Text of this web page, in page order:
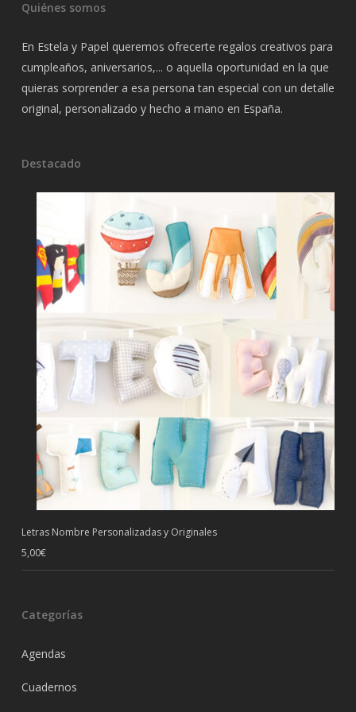
Quiénes somos
En Estela y Papel queremos ofrecerte regalos creativos para
cumpleaños, aniversarios,... o aquella oportunidad en la que
quieras sorprender a esa persona tan especial con un detalle
original, personalizado y hecho a mano en España.
Destacado
Letras Nombre Personalizadas y Originales
5,00€
Categorías
Agendas
Cuadernos